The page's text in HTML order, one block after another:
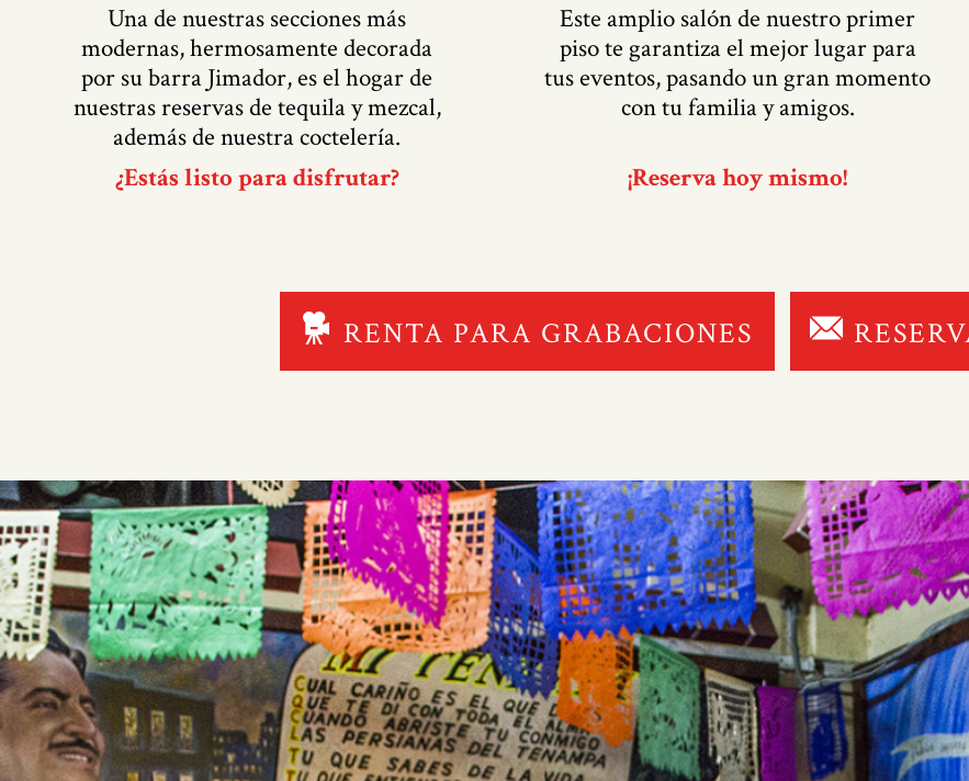
Una de nuestras secciones más
modernas, hermosamente decorada
por su barra Jimador, es el hogar de
nuestras reservas de tequila y mezcal,
además de nuestra coctelería.
¿Estás listo para disfrutar?
Este amplio salón de nuestro primer
piso te garantiza el mejor lugar para
tus eventos, pasando un gran momento
con tu familia y amigos.
¡Reserva hoy mismo!
RENTA PARA GRABACIONES